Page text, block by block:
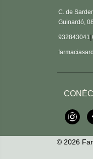
C. de
Guinardó,
932843041|
© 2026